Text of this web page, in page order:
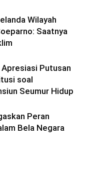
Wilayah
Saatnya
Putusan
soal
Seumur Hidup
Peran
Bela Negara